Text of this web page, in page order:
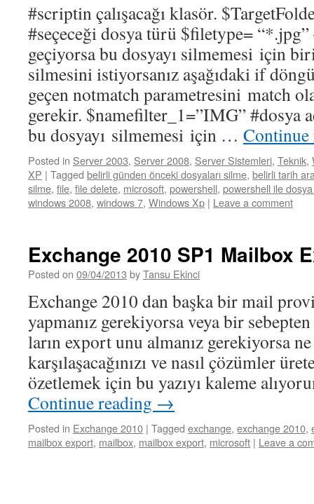
#scriptin çalışacağı klasör.
#seçeceği dosya türü $filetype=
geçiyorsa bu dosyayı silmemesi için
silmesini istiyorsanız aşağıdaki if
geçen notmatch parametresini match
gerekir. $namefilter_1=”IMG” #dosya
bu dosyayı silmemesi için …
Posted in Server 2003, Server 2008, Server Sistemleri, Teknik,
XP | Tagged belirli günden önceki dosyaları silme, belirli tarih
silme, file, file delete, microsoft, powershell, powershell ile
windows 2008, windows 7, Windows Xp | Leave a comment
Exchange 2010 SP1 Mailbox
Posted on 09/04/2013 byTansu Ekinci
Exchange 2010 dan başka bir mail
yapmanız gerekiyorsa veya bir
ların export unu almanız gerekiyorsa
karşılaşacağınızı ve nasıl çözümler
özetlemek için bu yazıyı kaleme
Continue reading →
Posted in Exchange 2010 | Tagged exchange, exchange 2010,
mailbox export, mailbox, mailbox export, microsoft | Leave a